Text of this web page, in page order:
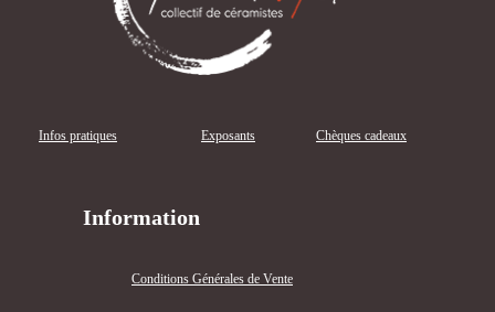
Infos pratiques Exposants Chèques cadeaux
Information
Conditions Générales de Vente